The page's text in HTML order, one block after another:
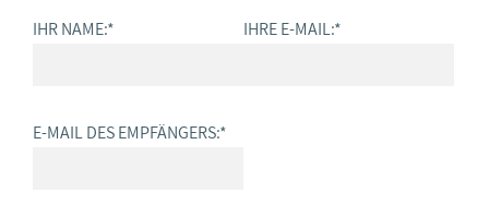
IHR NAME:* IHRE E-MAIL:*
E-MAIL DES EMPFÄNGERS:*